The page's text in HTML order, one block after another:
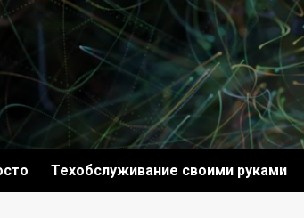
Техобслуживание своими руками